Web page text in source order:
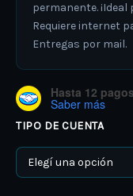
permanente.
Requiere internet
Entregas por mail.
Hasta 12
Saber más
TIPO DE CUENTA